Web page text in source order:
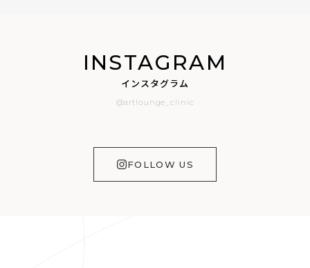
INSTAGRAM
インスタグラム
@artlounge_clinic
FOLLOW US